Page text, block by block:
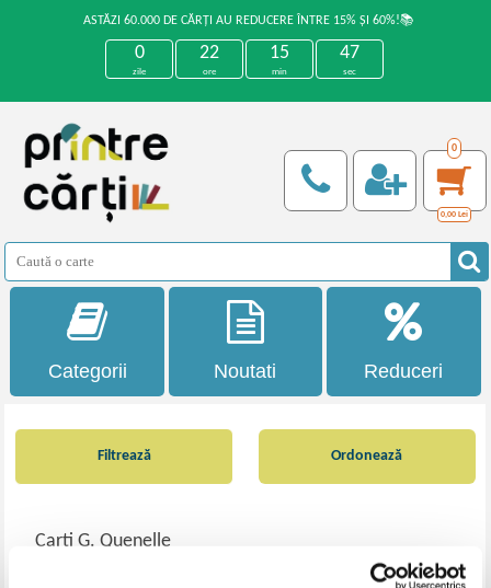
ASTĂZI 60.000 DE CĂRȚI AU REDUCERE ÎNTRE 15% ȘI 60%!📚
0
zile
22
ore
15
min
47
sec
0
0,00 Lei
Categorii Noutati Reduceri
Filtrează
Carti G. Quenelle
Ordonează